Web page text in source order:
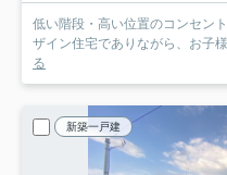
低い階段・高い位置のコンセン
ザイン住宅でありながら、お子
る
新築一戸建